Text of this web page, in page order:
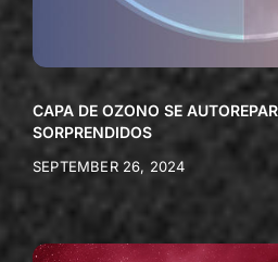
CAPA DE OZONO SE
SORPRENDIDOS
SEPTEMBER 26, 2024